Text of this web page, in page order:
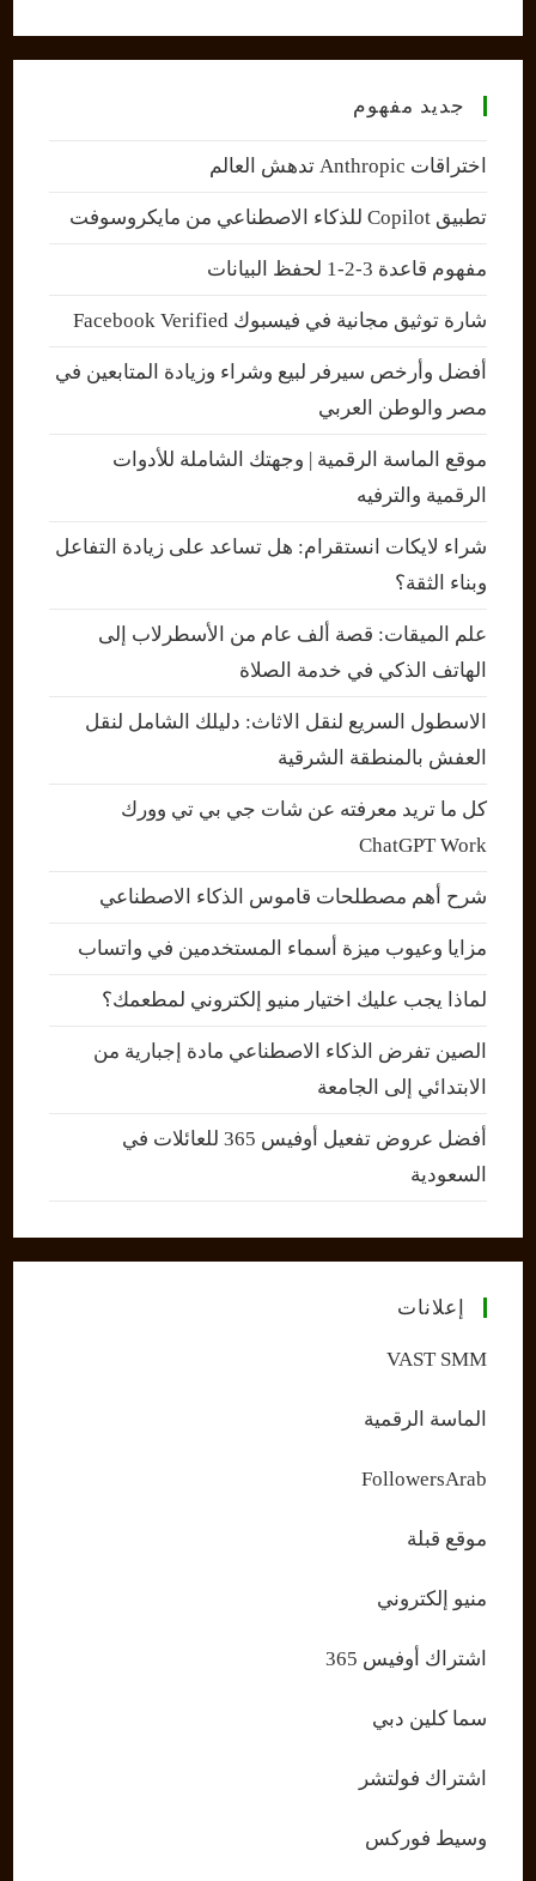
جديد مفهوم
اختراقات Anthropic تدهش العالم
تطبيق Copilot للذكاء الاصطناعي من مايكروسوفت
مفهوم قاعدة 3-2-1 لحفظ البيانات
شارة توثيق مجانية في فيسبوك Facebook Verified
أفضل وأرخص سيرفر لبيع وشراء وزيادة المتابعين في
مصر والوطن العربي
موقع الماسة الرقمية | وجهتك الشاملة للأدوات
الرقمية والترفيه
شراء لايكات انستقرام: هل تساعد على زيادة التفاعل
وبناء الثقة؟
علم الميقات: قصة ألف عام من الأسطرلاب إلى
الهاتف الذكي في خدمة الصلاة
الاسطول السريع لنقل الاثاث: دليلك الشامل لنقل
العفش بالمنطقة الشرقية
كل ما تريد معرفته عن شات جي بي تي وورك
ChatGPT Work
شرح أهم مصطلحات قاموس الذكاء الاصطناعي
مزايا وعيوب ميزة أسماء المستخدمين في واتساب
لماذا يجب عليك اختيار منيو إلكتروني لمطعمك؟
الصين تفرض الذكاء الاصطناعي مادة إجبارية من
الابتدائي إلى الجامعة
أفضل عروض تفعيل أوفيس 365 للعائلات في
السعودية
إعلانات
VAST SMM
الماسة الرقمية
FollowersArab
موقع قبلة
منيو إلكتروني
اشتراك أوفيس 365
سما كلين دبي
اشتراك فولتشر
وسيط فوركس